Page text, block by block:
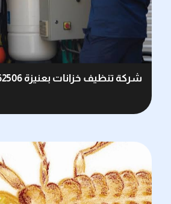
شركة تنظيف خزانات بعنيزة 0503162506